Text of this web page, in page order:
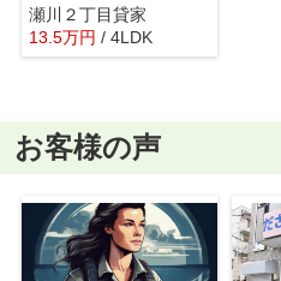
瀬川２丁目貸家
13.5万円 / 4LDK
お客様の声